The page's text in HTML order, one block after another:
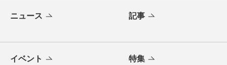
ニュース 記事
イベント 特集